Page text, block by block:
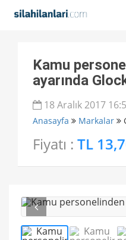
Kamu
ayarında
18 Aralık 2017
Anasayfa Markalar
Fiyatı : TL